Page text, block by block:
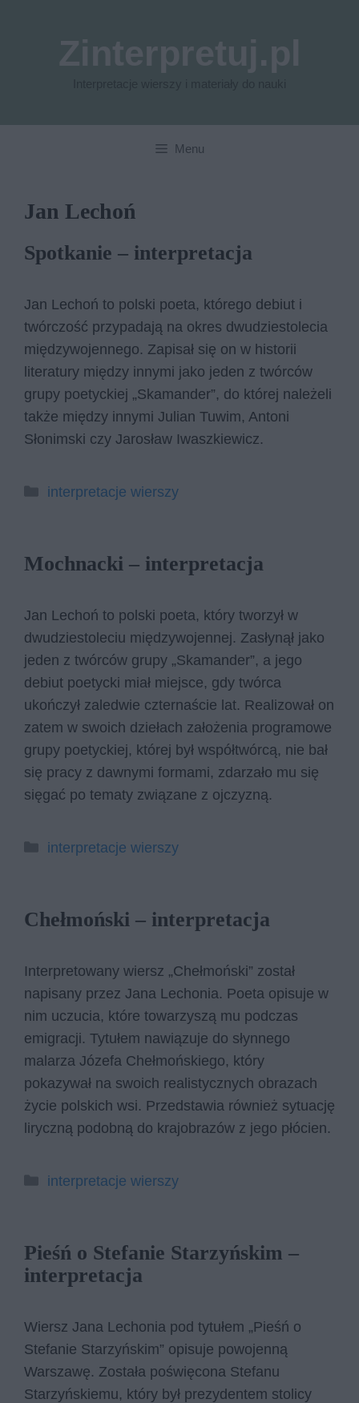
Menu
Jan Lechoń
Spotkanie – interpretacja
Jan Lechoń to polski poeta, którego debiut i
twórczość przypadają na okres dwudziestolecia
międzywojennego. Zapisał się on w historii
literatury między innymi jako jeden z twórców
grupy poetyckiej „Skamander”, do której należeli
także między innymi Julian Tuwim, Antoni
Słonimski czy Jarosław Iwaszkiewicz.
Kategorie
interpretacje wierszy
Mochnacki – interpretacja
Jan Lechoń to polski poeta, który tworzył w
dwudziestoleciu międzywojennej. Zasłynął jako
jeden z twórców grupy „Skamander”, a jego
debiut poetycki miał miejsce, gdy twórca
ukończył zaledwie czternaście lat. Realizował on
zatem w swoich dziełach założenia programowe
grupy poetyckiej, której był współtwórcą, nie bał
się pracy z dawnymi formami, zdarzało mu się
sięgać po tematy związane z ojczyzną.
Kategorie
interpretacje wierszy
Chełmoński – interpretacja
Interpretowany wiersz „Chełmoński” został
napisany przez Jana Lechonia. Poeta opisuje w
nim uczucia, które towarzyszą mu podczas
emigracji. Tytułem nawiązuje do słynnego
malarza Józefa Chełmońskiego, który
pokazywał na swoich realistycznych obrazach
życie polskich wsi. Przedstawia również sytuację
liryczną podobną do krajobrazów z jego płócien.
Kategorie
interpretacje wierszy
Pieśń o Stefanie Starzyńskim –
interpretacja
Wiersz Jana Lechonia pod tytułem „Pieśń o
Stefanie Starzyńskim” opisuje powojenną
Warszawę. Została poświęcona Stefanu
Starzyńskiemu, który był prezydentem stolicy